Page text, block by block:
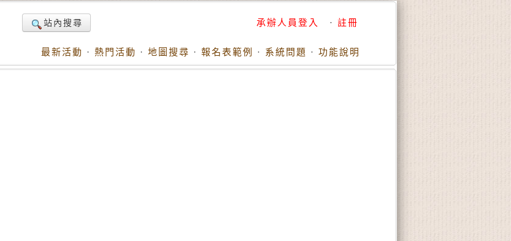
站內搜尋 承辦人員登入 · 註冊
最新活動 · 熱門活動 · 地圖搜尋 · 報名表範例 · 系統問題 · 功能說明